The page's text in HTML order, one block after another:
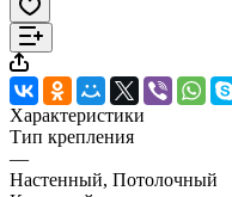
Характеристики
Тип крепления
—
Настенный, Потолочный